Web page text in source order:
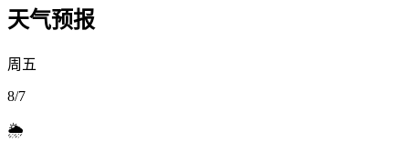
天气预报
周五
8/7
🌦️